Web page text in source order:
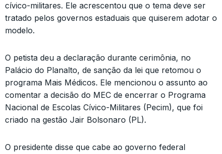
cívico-militares. Ele acrescentou que o tema deve ser
tratado pelos governos estaduais que quiserem adotar o
modelo.
O petista deu a declaração durante cerimônia, no
Palácio do Planalto, de sanção da lei que retomou o
programa Mais Médicos. Ele mencionou o assunto ao
comentar a decisão do MEC de encerrar o Programa
Nacional de Escolas Cívico-Militares (Pecim), que foi
criado na gestão Jair Bolsonaro (PL).
O presidente disse que cabe ao governo federal